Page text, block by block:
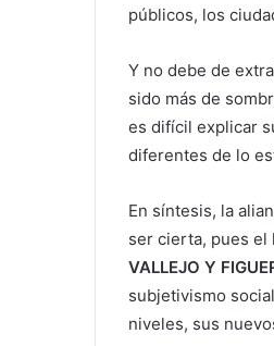
públicos, los
Y no debe de
sido más de
es difícil explicar
diferentes de lo
En síntesis, la
ser cierta, pues el
VALLEJO Y
subjetivismo
niveles, sus